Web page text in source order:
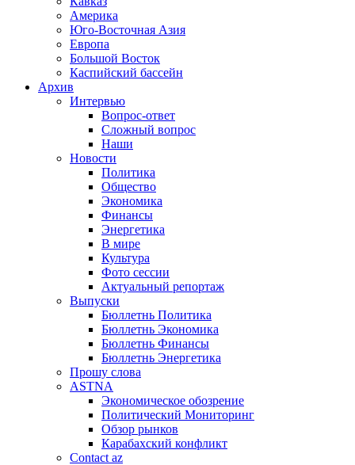
Америка
Юго-Восточная Азия
Европа
Большой Восток
Каспийский бассейн
Архив
Интервью
Вопрос-ответ
Сложный вопрос
Наши
Новости
Политика
Общество
Экономика
Финансы
Энергетика
В мире
Культура
Фото сессии
Актуальный репортаж
Выпуски
Бюллетнь Политика
Бюллетнь Экономика
Бюллетнь Финансы
Бюллетнь Энергетика
Прошу слова
ASTNA
Экономическое обозрение
Политический Мониторинг
Обзор рынков
Карабахский конфликт
Contact az